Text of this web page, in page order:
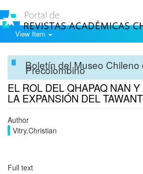
View Item
Boletín del Museo Chileno
Precolombino
EL ROL DEL QHAPAQ NAN
LA EXPANSIÓN DEL
Author
Vitry,Christian
Full text